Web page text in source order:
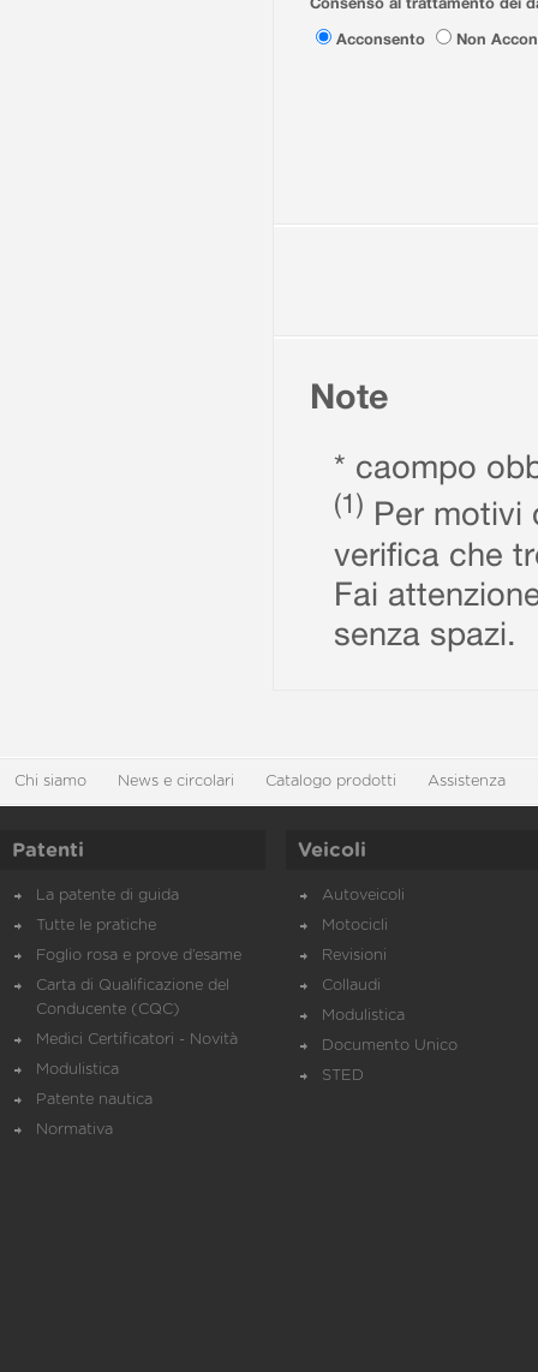
Acconsento
Non
Note
* caompo
(1) Per motivi
verifica che
Fai
senza spazi.
Chi siamo News e circolari Catalogo prodotti Assistenza
Patenti
La patente di guida
Tutte le pratiche
Foglio rosa e prove d’esame
Carta di Qualificazione del
Conducente (CQC)
Medici Certificatori - Novità
Modulistica
Patente nautica
Normativa
Veicoli
Autoveicoli
Motocicli
Revisioni
Collaudi
Modulistica
Documento Unico
STED